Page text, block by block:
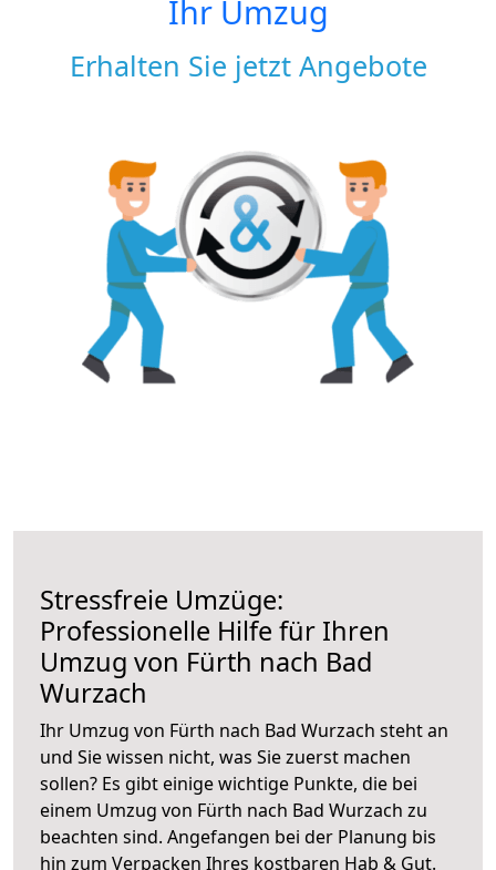
Ihr Umzug
Erhalten Sie jetzt Angebote
Stressfreie Umzüge:
Professionelle Hilfe für Ihren
Umzug von Fürth nach Bad
Wurzach
Ihr Umzug von Fürth nach Bad Wurzach steht an
und Sie wissen nicht, was Sie zuerst machen
sollen? Es gibt einige wichtige Punkte, die bei
einem Umzug von Fürth nach Bad Wurzach zu
beachten sind. Angefangen bei der Planung bis
hin zum Verpacken Ihres kostbaren Hab & Gut.